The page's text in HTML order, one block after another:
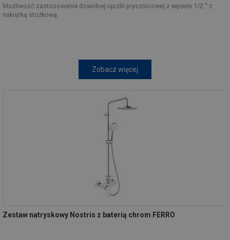
Możliwość zastosowania dowolnej rączki prysznicowej z wężem 1/2 " z
nakrętką stożkową
Zobacz więcej
Zestaw natryskowy Nostris z baterią chrom FERRO